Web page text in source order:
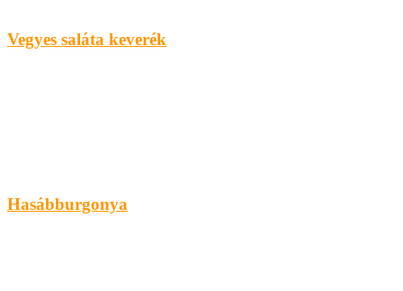
Vegyes saláta keverék
Hasábburgonya